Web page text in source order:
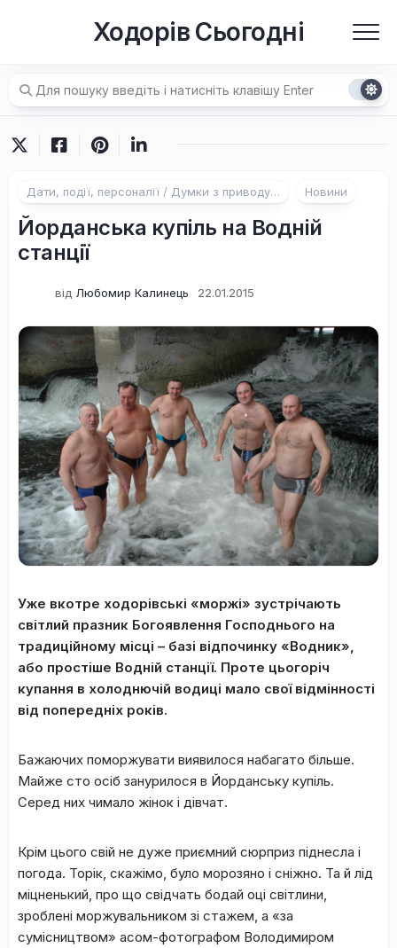
Ходорів Сьогодні
Дати, події, персоналії / Думки з приводу… Новини
Йорданська купіль на Водній
станції
від Любомир Калинець 22.01.2015
Уже вкотре ходорівські «моржі» зустрічають
світлий празник Богоявлення Господнього на
традиційному місці – базі відпочинку «Водник»,
або простіше Водній станції. Проте цьогоріч
купання в холоднючій водиці мало свої відмінності
від попередніх років.
Бажаючих поморжувати виявилося набагато більше.
Майже сто осіб занурилося в Йорданську купіль.
Серед них чимало жінок і дівчат.
Крім цього свій не дуже приємний сюрприз піднесла і
погода. Торік, скажімо, було морозяно і сніжно. Та й лід
міцненький, про що свідчать бодай оці світлини,
зроблені моржувальником зі стажем, а «за
сумісництвом» асом-фотографом Володимиром